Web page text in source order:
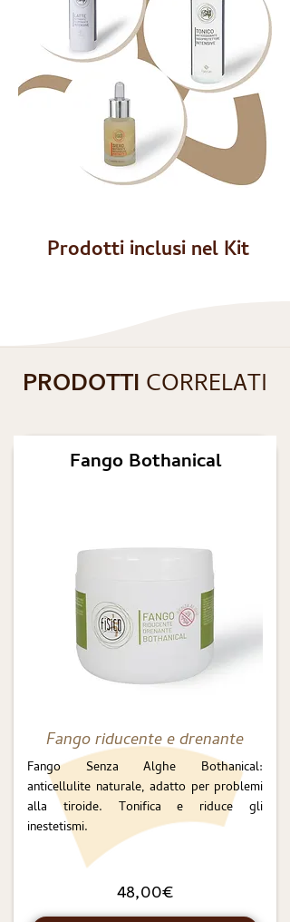
Prodotti inclusi nel Kit
PRODOTTI CORRELATI
Fango Bothanical
Fango riducente e drenante
Fango Senza Alghe Bothanical:
anticellulite naturale, adatto per problemi
alla tiroide. Tonifica e riduce gli
inestetismi.
48,00€